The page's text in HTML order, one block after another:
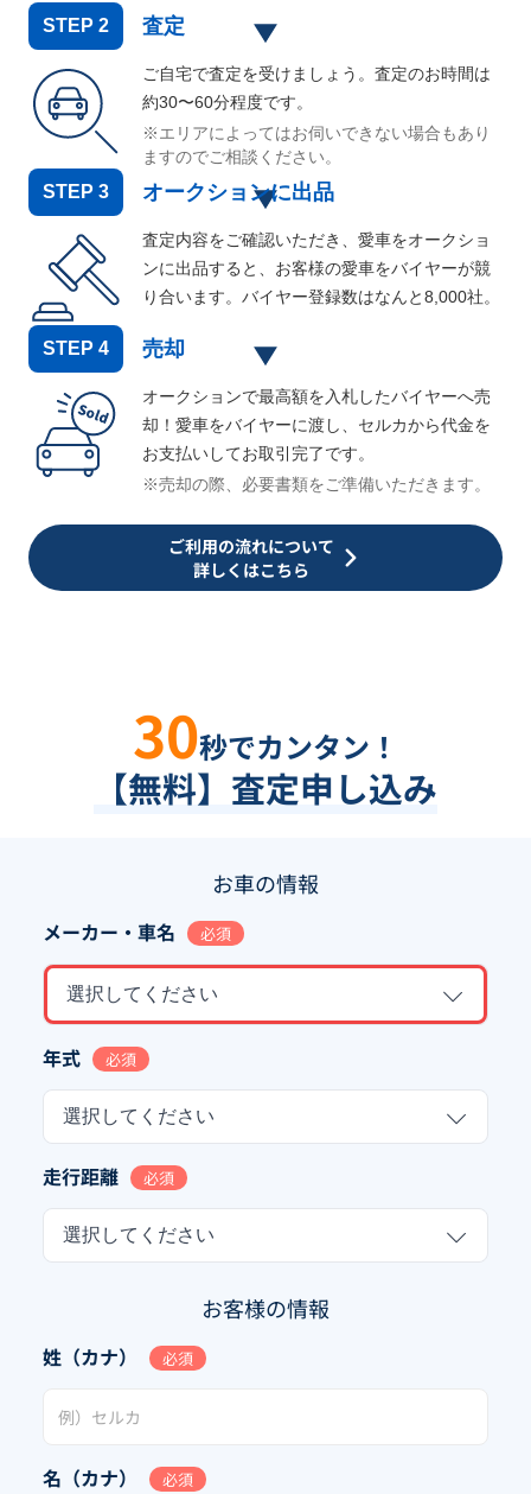
STEP 2 査定
ご自宅で査定を受けましょう。査定のお時間は
約30〜60分程度です。
※エリアによってはお伺いできない場合もあり
ますのでご相談ください。
STEP 3 オークションに出品
査定内容をご確認いただき、愛車をオークショ
ンに出品すると、お客様の愛車をバイヤーが競
り合います。バイヤー登録数はなんと8,000社。
STEP 4 売却
オークションで最高額を入札したバイヤーへ売
却！愛車をバイヤーに渡し、セルカから代金を
お支払いしてお取引完了です。
※売却の際、必要書類をご準備いただきます。
ご利用の流れについて
詳しくはこちら
30秒でカンタン！
【無料】査定申し込み
お車の情報
メーカー・車名 必須
選択してください
年式 必須
選択してください
走行距離 必須
選択してください
お客様の情報
姓（カナ） 必須
名（カナ） 必須